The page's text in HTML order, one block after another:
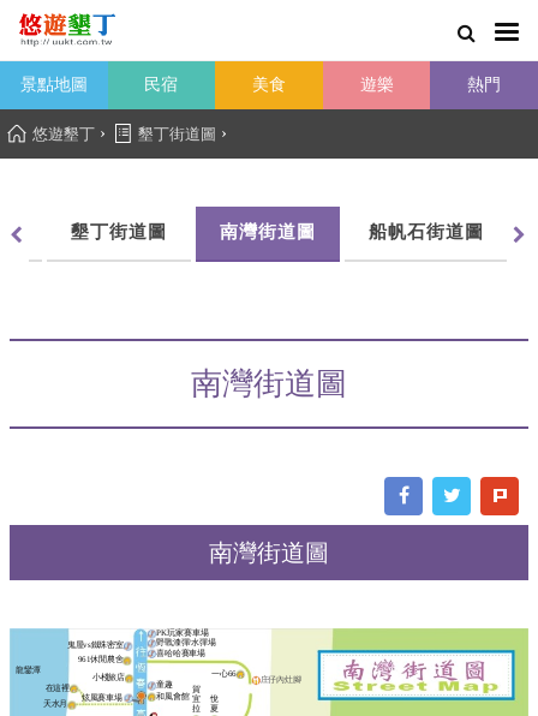
景點地圖 民宿 美食 遊樂 熱門
悠遊墾丁 › 墾丁街道圖 ›
墾丁街道圖 南灣街道圖 船帆石街道圖
南灣街道圖
南灣街道圖
龍鑾潭
PK玩家賽車場
喜哈哈賽車場
鬼屋vs鐵珠密室
炫風賽車場 和風會館
一心66
童趣
悅
夏
小棧旅店
野戰漆彈/水彈場
天水月
961休閒農舍
賀
宜
拉
在這裡
庄仔內灶腳